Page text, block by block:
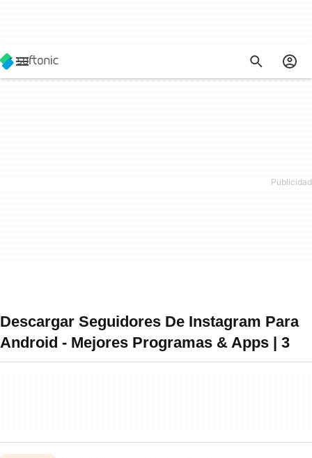
Descargar Seguidores De Instagram Para
Android - Mejores Programas & Apps | 3